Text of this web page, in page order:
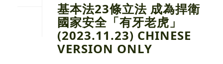
基本法23條立法 成為捍衛
國家安全「有牙老虎」
(2023.11.23) CHINESE
VERSION ONLY